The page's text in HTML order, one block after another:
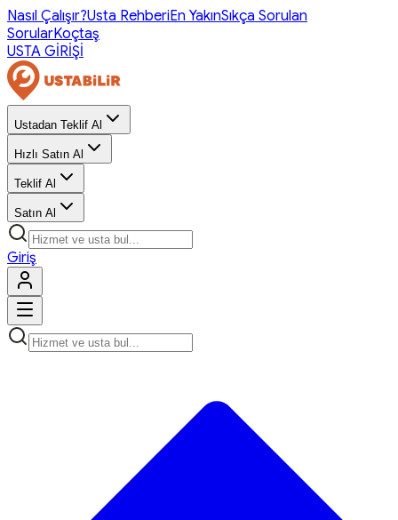
Nasıl Çalışır?Usta RehberiEn YakınSıkça Sorulan
SorularKoçtaş
USTA GİRİŞİ
Ustadan Teklif Al
Hızlı Satın Al
Teklif Al
Satın Al
Giriş